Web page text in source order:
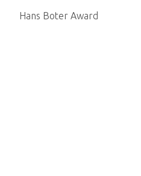
Hans Boter Award